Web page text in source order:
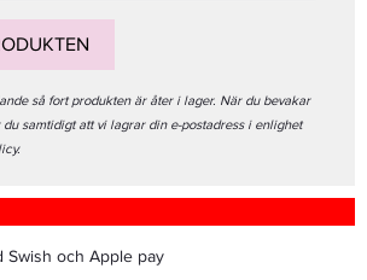
så fort produkten är åter i lager. När du bevakar
samtidigt att vi lagrar din e-postadress i enlighet
Swish och Apple pay